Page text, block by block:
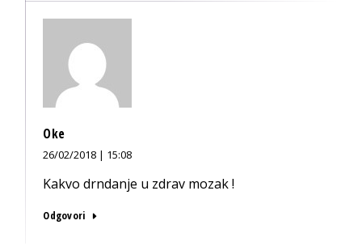
Oke
26/02/2018 | 15:08
Kakvo drndanje u zdrav mozak !
Odgovori